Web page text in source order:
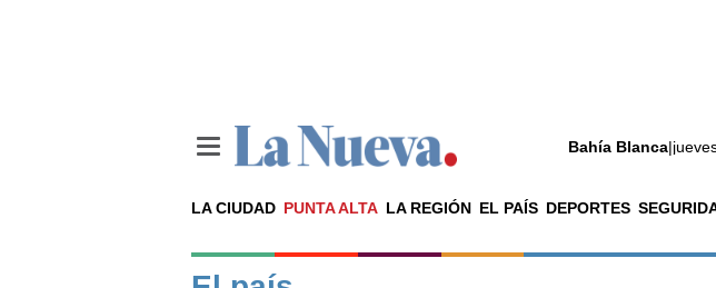
Bahía Blanca|
LA CIUDAD PUNTA ALTA LA REGIÓN EL PAÍS DEPORTES
Noticias
La ciudad